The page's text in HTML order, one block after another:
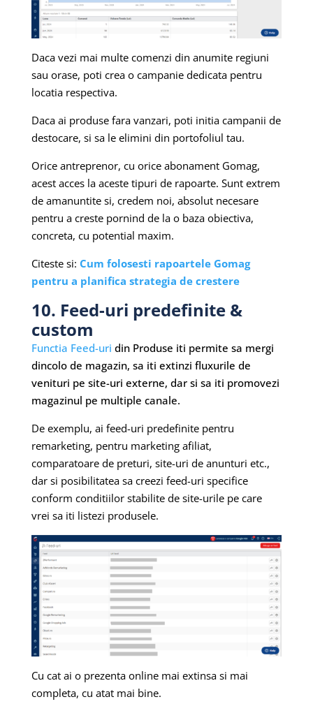
Daca vezi mai multe comenzi din anumite regiuni
sau orase, poti crea o campanie dedicata pentru
locatia respectiva.
Daca ai produse fara vanzari, poti initia campanii de
destocare, si sa le elimini din portofoliul tau.
Orice antreprenor, cu orice abonament Gomag,
acest acces la aceste tipuri de rapoarte. Sunt extrem
de amanuntite si, credem noi, absolut necesare
pentru a creste pornind de la o baza obiectiva,
concreta, cu potential maxim.
Citeste si: Cum folosesti rapoartele Gomag
pentru a planifica strategia de crestere
10. Feed-uri predefinite &
custom
Functia Feed-uri din Produse iti permite sa mergi
dincolo de magazin, sa iti extinzi fluxurile de
venituri pe site-uri externe, dar si sa iti promovezi
magazinul pe multiple canale.
De exemplu, ai feed-uri predefinite pentru
remarketing, pentru marketing afiliat,
comparatoare de preturi, site-uri de anunturi etc.,
dar si posibilitatea sa creezi feed-uri specifice
conform conditiilor stabilite de site-urile pe care
vrei sa iti listezi produsele.
Cu cat ai o prezenta online mai extinsa si mai
completa, cu atat mai bine.